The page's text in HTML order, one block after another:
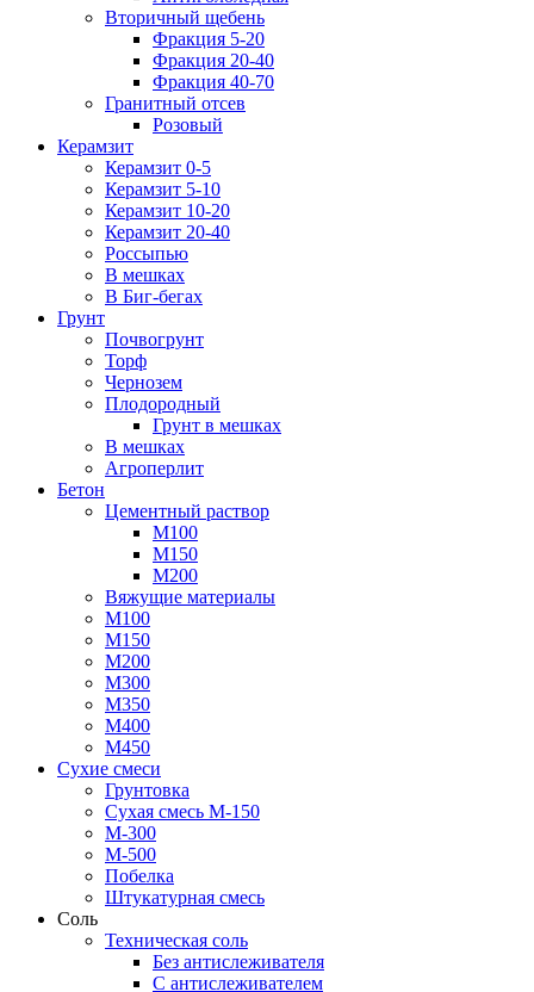
Вторичный щебень
Фракция 5-20
Фракция 20-40
Фракция 40-70
Гранитный отсев
Розовый
Керамзит
Керамзит 0-5
Керамзит 5-10
Керамзит 10-20
Керамзит 20-40
Россыпью
В мешках
В Биг-бегах
Грунт
Почвогрунт
Торф
Чернозем
Плодородный
Грунт в мешках
В мешках
Агроперлит
Бетон
Цементный раствор
М100
М150
М200
Вяжущие материалы
М100
М150
М200
М300
М350
М400
М450
Сухие смеси
Грунтовка
Сухая смесь М-150
М-300
М-500
Побелка
Штукатурная смесь
Соль
Техническая соль
Без антислеживателя
С антислеживателем